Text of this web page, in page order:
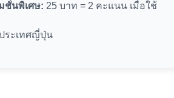
ชั่นพิเศษ: 25 บาท = 2 คะแนน เมื่อใช้
ระเทศญี่ปุ่น